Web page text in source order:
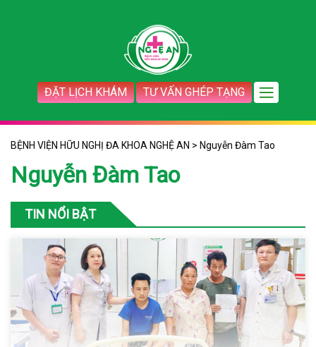
ĐẶT LỊCH KHÁM TƯ VẤN GHÉP TẠNG
BỆNH VIỆN HỮU NGHỊ ĐA KHOA NGHỆ AN > Nguyễn Đàm Tao
Nguyễn Đàm Tao
TIN NỔI BẬT